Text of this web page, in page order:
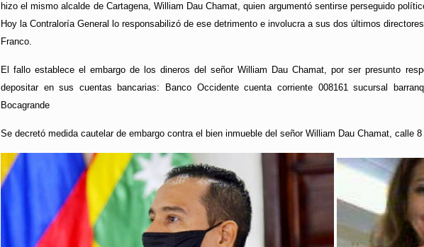
hizo el mismo alcalde de Cartagena, William Dau Chamat, quien argumentó sentirse perseguido
Hoy la Contraloría General lo responsabilizó de ese detrimento e involucra a sus dos últimos
Franco.
El fallo establece el embargo de los dineros del señor William Dau Chamat, por ser presunto
depositar en sus cuentas bancarias: Banco Occidente cuenta corriente 008161 sucursal
Bocagrande
Se decretó medida cautelar de embargo contra el bien inmueble del señor William Dau Chamat, calle